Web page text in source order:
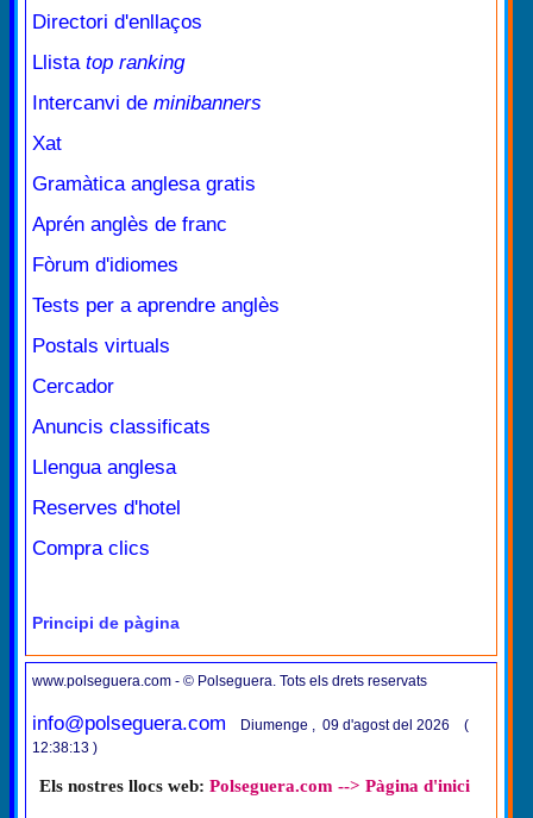
Directori d'enllaços
Llista top ranking
Intercanvi de minibanners
Xat
Gramàtica anglesa gratis
Aprén anglès de franc
Fòrum d'idiomes
Tests per a aprendre anglès
Postals virtuals
Cercador
Anuncis classificats
Llengua anglesa
Reserves d'hotel
Compra clics
Principi de pàgina
www.polseguera.com - © Polseguera. Tots els drets reservats
info@polseguera.com
Diumenge , 09 d'agost del 2026 (
12:38:13 )
Els nostres llocs web: Polseguera.com --> Pàgina d'inici